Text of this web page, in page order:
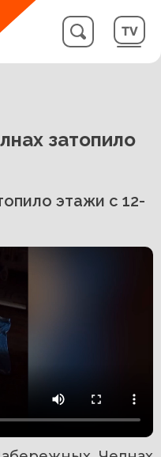
затопило
этажи с 12-